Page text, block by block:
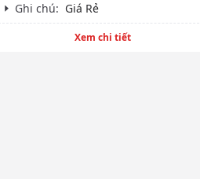
Ghi chú: Giá Rẻ
Xem chi tiết